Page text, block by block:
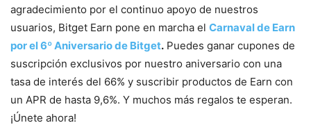
agradecimiento por el continuo apoyo de nuestros
usuarios, Bitget Earn pone en marcha el Carnaval de Earn
por el 6º Aniversario de Bitget. Puedes ganar cupones de
suscripción exclusivos por nuestro aniversario con una
tasa de interés del 66% y suscribir productos de Earn con
un APR de hasta 9,6%. Y muchos más regalos te esperan.
¡Únete ahora!